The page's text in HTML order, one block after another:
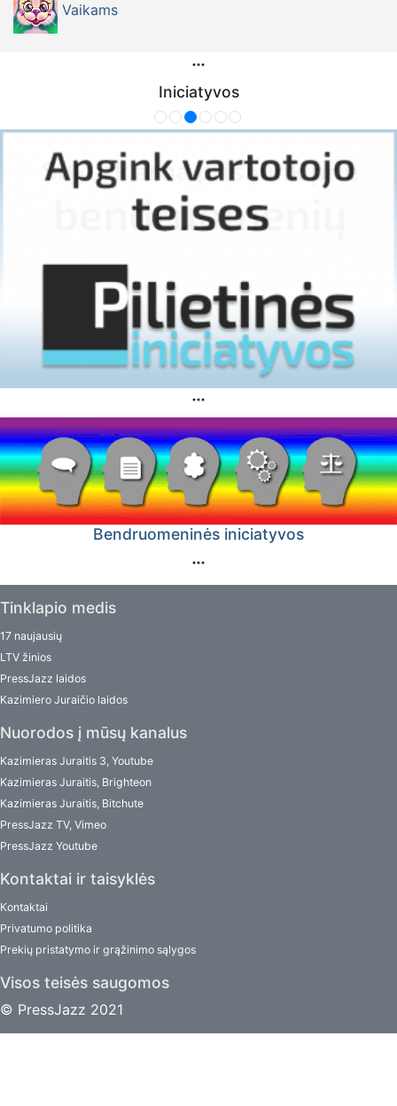
Vaikams
Iniciatyvos
Bendruomeninės iniciatyvos
Tinklapio medis
17 naujausių
LTV žinios
PressJazz laidos
Kazimiero Juraičio laidos
Nuorodos į mūsų kanalus
Kazimieras Juraitis 3, Youtube
Kazimieras Juraitis, Brighteon
Kazimieras Juraitis, Bitchute
PressJazz TV, Vimeo
PressJazz Youtube
Kontaktai ir taisyklės
Kontaktai
Privatumo politika
Prekių pristatymo ir grąžinimo sąlygos
Visos teisės saugomos
© PressJazz 2021